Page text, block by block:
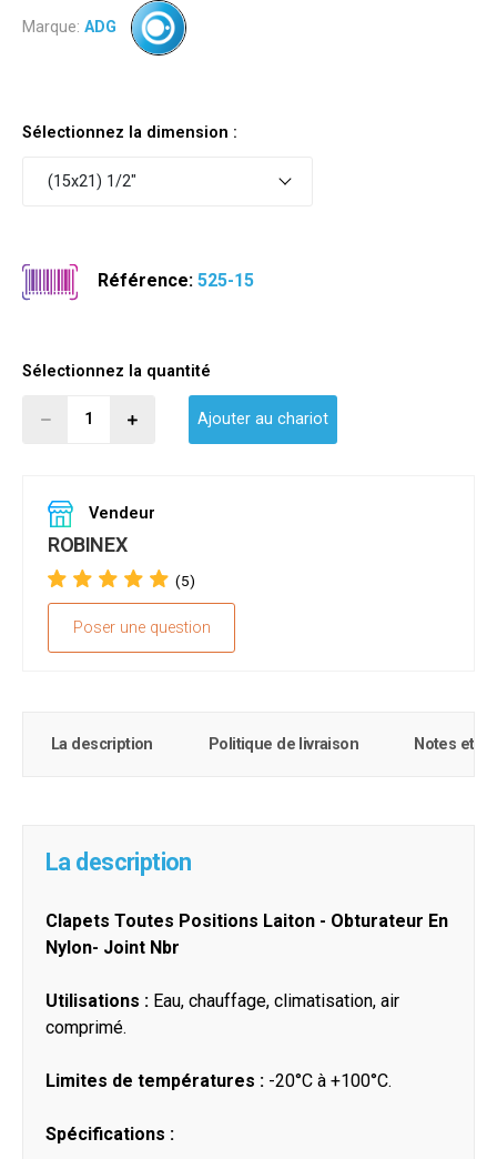
Marque: ADG
Sélectionnez la dimension :
(15x21) 1/2"
Référence:525-15
Sélectionnez la quantité
Ajouter au chariot
Vendeur
ROBINEX
(5)
Poser une question
La description Politique de livraison Notes et
La description
Clapets Toutes Positions Laiton - Obturateur En
Nylon- Joint Nbr
Utilisations : Eau, chauffage, climatisation, air
comprimé.
Limites de températures : -20°C à +100°C.
Spécifications :